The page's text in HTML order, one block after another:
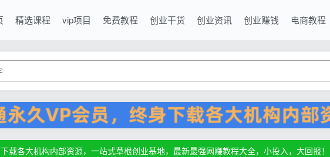
精选课程 vip项目 免费教程 创业干货 创业资讯 创业赚钱 电商教程
载各大机构内部资源，一站式草根创业基地，最新最强网赚教程大全，小投入，大回报！
载各大机构内部资源，一站式草根创业基地，最新最强网赚教程大全，小投入，大回报！
载各大机构内部资源，一站式草根创业基地，最新最强网赚教程大全，小投入，大回报！